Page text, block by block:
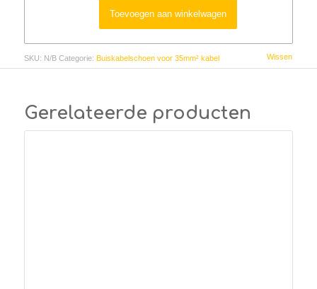
Wissen
Toevoegen aan winkelwagen
SKU: N/B Categorie: Buiskabelschoen voor 35mm² kabel
Gerelateerde producten